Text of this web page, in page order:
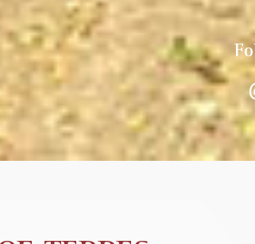
cata.